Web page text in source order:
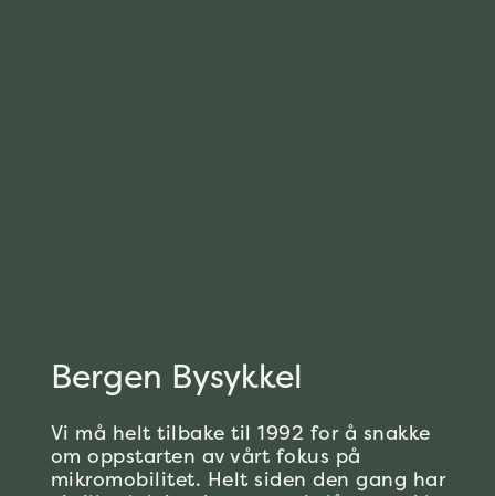
Bergen Bysykkel
Vi må helt tilbake til 1992 for å snakke
om oppstarten av vårt fokus på
mikromobilitet. Helt siden den gang har